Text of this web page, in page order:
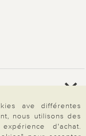
ave différentes
nous utilisons des
d'achat.